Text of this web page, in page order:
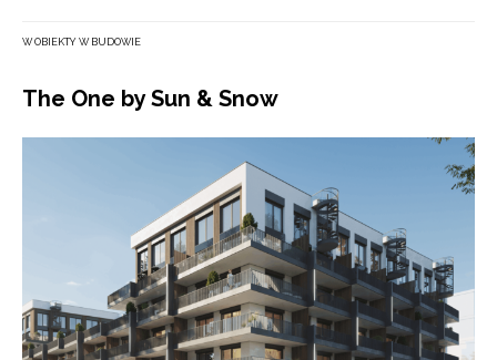
W OBIEKTY W BUDOWIE
The One by Sun & Snow